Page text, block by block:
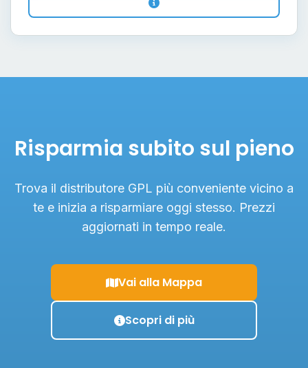
Risparmia subito sul pieno
Trova il distributore GPL più conveniente vicino a
te e inizia a risparmiare oggi stesso. Prezzi
aggiornati in tempo reale.
Vai alla Mappa
Scopri di più